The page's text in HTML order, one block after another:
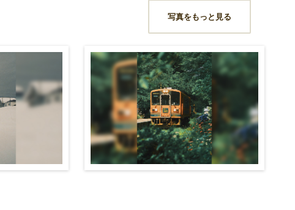
写真をもっと見る